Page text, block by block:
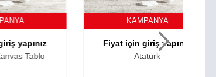
KAMPANYA
Fiyat içingiriş yapınız